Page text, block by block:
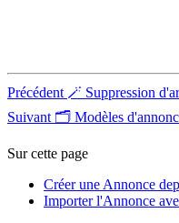
Précédent 🪄 Suppression
Suivant 🗂️ Modèles
Sur cette page
Créer une Annonce
Importer l'Annonce